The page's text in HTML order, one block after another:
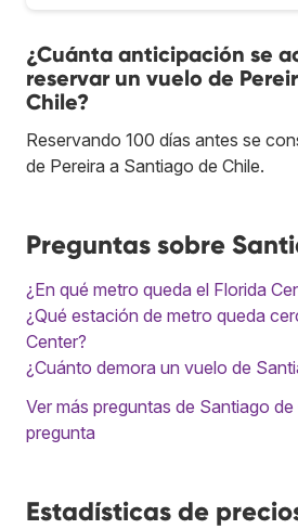
¿Cuánta anticipación se
reservar un vuelo de
Chile?
Reservando 100 días antes se
de Pereira a Santiago de Chile.
Preguntas sobre
¿En qué metro queda el Florida
¿Qué estación de metro queda
Center?
¿Cuánto demora un vuelo de
Ver más preguntas de Santiago de
pregunta
Estadísticas de